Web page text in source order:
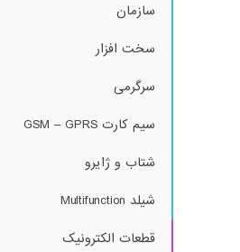
سازمان
سخت افزار
سرگرمی
سیم کارت GSM – GPRS
شتاب و ژایرو
شیلد Multifunction
قطعات الکترونیک